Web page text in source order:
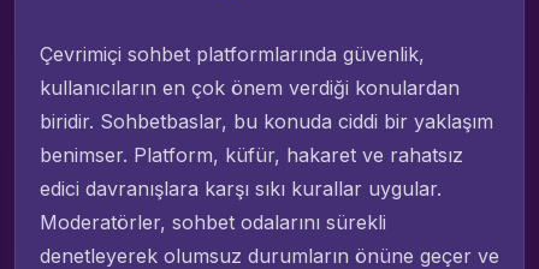
Çevrimiçi sohbet platformlarında güvenlik,
kullanıcıların en çok önem verdiği konulardan
biridir. Sohbetbaslar, bu konuda ciddi bir yaklaşım
benimser. Platform, küfür, hakaret ve rahatsız
edici davranışlara karşı sıkı kurallar uygular.
Moderatörler, sohbet odalarını sürekli
denetleyerek olumsuz durumların önüne geçer ve